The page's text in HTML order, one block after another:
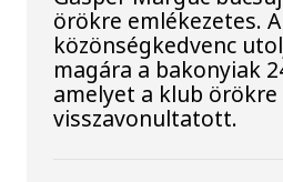
örökre emlékezetes.
közönségkedvenc
magára a bakonyiak
amelyet a klub örökre
visszavonultatott.